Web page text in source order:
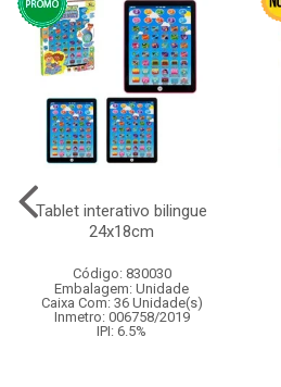
Tablet interativo bilingue
24x18cm
Código: 830030
Embalagem: Unidade
Caixa Com: 36 Unidade(s)
Inmetro: 006758/2019
IPI: 6.5%